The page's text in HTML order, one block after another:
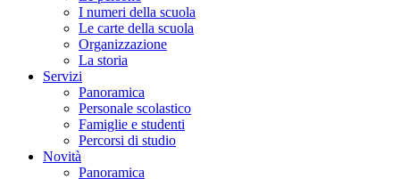
I numeri della scuola
Le carte della scuola
Organizzazione
La storia
Servizi
Panoramica
Personale scolastico
Famiglie e studenti
Percorsi di studio
Novità
Panoramica